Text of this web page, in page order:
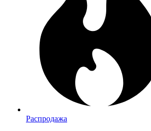
Распродажа